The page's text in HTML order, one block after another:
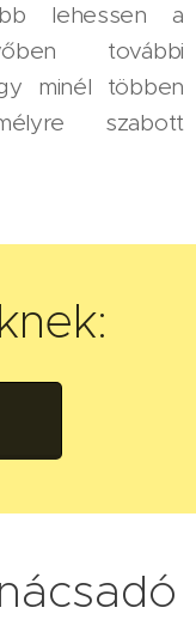
lehessen a
további
minél többen
szabott